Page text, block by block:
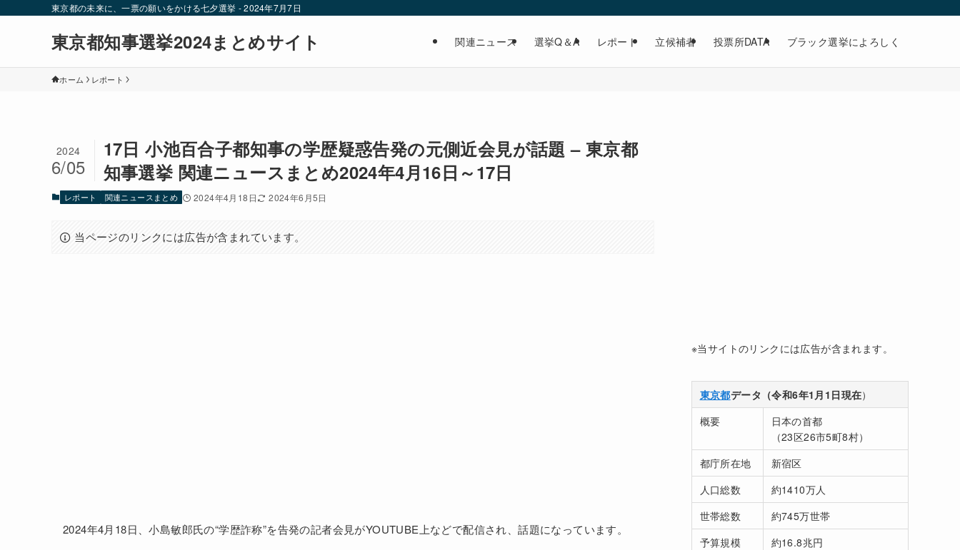
東京都の未来に、一票の願いをかける七夕選挙 - 2024年7月7日
東京都知事選挙2024まとめサイト 関連ニュース 選挙Q＆A レポート 立候補者 投票所DATA ブラック選挙によろしく
ホーム レポート
17日 小池百合子都知事の学歴疑惑告発の元側近会見が話題 – 東京都
知事選挙 関連ニュースまとめ2024年4月16日～17日
2024
6/05
レポート 関連ニュースまとめ 2024年4月18日 2024年6月5日
当ページのリンクには広告が含まれています。
2024年4月18日、小島敏郎氏の“学歴詐称”を告発の記者会見がYOUTUBE上などで配信され、話題になっています。
※当サイトのリンクには広告が含まれます。
東京都データ（令和6年1月1日現在）
概要
日本の首都
（23区26市5町8村）
都庁所在地
新宿区
人口総数
約1410万人
世帯総数
約745万世帯
予算規模
約16.8兆円